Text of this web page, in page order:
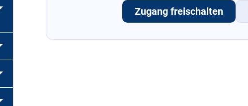
Zugang freischalten